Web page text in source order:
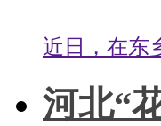
近日，在东
河北“